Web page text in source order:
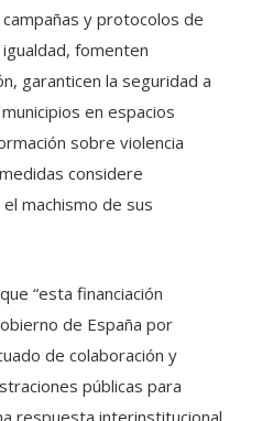
y protocolos de
fomenten
garanticen la seguridad a
en espacios
sobre violencia
considere
machismo de sus
“esta financiación
de España por
de colaboración y
públicas para
respuesta interinstitucional